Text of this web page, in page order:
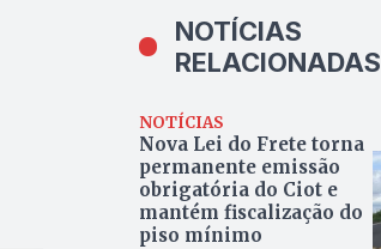
NOTÍCIAS
RELACIONADAS
NOTÍCIAS
Nova Lei do Frete torna
permanente emissão
obrigatória do Ciot e
mantém fiscalização do
piso mínimo